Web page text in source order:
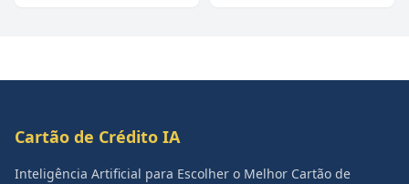
Cartão de Crédito IA
Inteligência Artificial para Escolher o Melhor Cartão de